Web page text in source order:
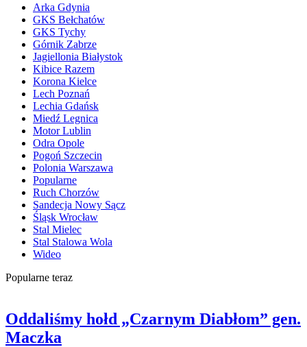
Arka Gdynia
GKS Bełchatów
GKS Tychy
Górnik Zabrze
Jagiellonia Białystok
Kibice Razem
Korona Kielce
Lech Poznań
Lechia Gdańsk
Miedź Legnica
Motor Lublin
Odra Opole
Pogoń Szczecin
Polonia Warszawa
Popularne
Ruch Chorzów
Sandecja Nowy Sącz
Śląsk Wrocław
Stal Mielec
Stal Stalowa Wola
Wideo
Popularne teraz
Oddaliśmy hołd „Czarnym Diabłom” gen.
Maczka